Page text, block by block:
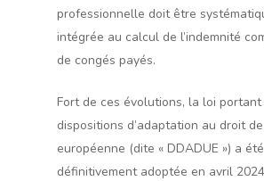
professionnelle doit être
intégrée au calcul de l’indemnité
de congés payés.
Fort de ces évolutions, la loi portant
dispositions d’adaptation au droit de
européenne (dite « DDADUE ») a été
définitivement adoptée en avril